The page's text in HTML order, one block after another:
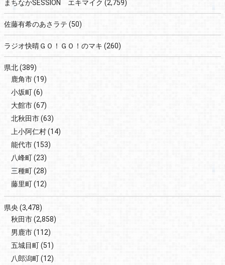
まちなかSESSION エキマイク (2,759)
佐藤有希のあさラテ (50)
ラジオ快晴ＧＯ！ＧＯ！のマキ (260)
県北(389)
鹿角市(19)
小坂町(6)
大館市(67)
北秋田市(63)
上小阿仁村(14)
能代市(153)
八峰町(23)
三種町(28)
藤里町(12)
県央 (3,478)
秋田市(2,858)
男鹿市(112)
五城目町(51)
八郎潟町(12)